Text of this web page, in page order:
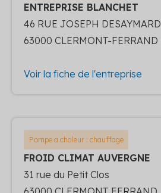
ENTREPRISE BLANCHET
46 RUE JOSEPH DESAYMARD
63000 CLERMONT-FERRAND
Voir la fiche de l'entreprise
Pompe a chaleur : chauffage
FROID CLIMAT AUVERGNE
31 rue du Petit Clos